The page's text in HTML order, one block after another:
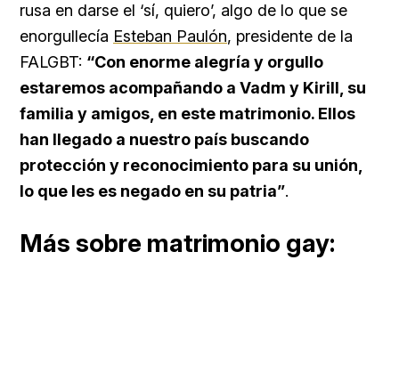
rusa en darse el ‘sí, quiero’, algo de lo que se
enorgullecía Esteban Paulón, presidente de la
FALGBT: “Con enorme alegría y orgullo
estaremos acompañando a Vadm y Kirill, su
familia y amigos, en este matrimonio. Ellos
han llegado a nuestro país buscando
protección y reconocimiento para su unión,
lo que les es negado en su patria”.
Más sobre matrimonio gay: